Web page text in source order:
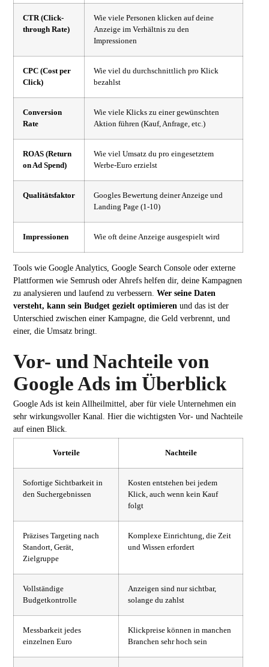
CTR (Click-
through Rate)
Wie viele Personen klicken auf deine
Anzeige im Verhältnis zu den
Impressionen
CPC (Cost per
Click)
Wie viel du durchschnittlich pro Klick
bezahlst
Conversion
Rate
Wie viele Klicks zu einer gewünschten
Aktion führen (Kauf, Anfrage, etc.)
ROAS (Return
on Ad Spend)
Wie viel Umsatz du pro eingesetztem
Werbe-Euro erzielst
Qualitätsfaktor
Googles Bewertung deiner Anzeige und
Landing Page (1-10)
Impressionen Wie oft deine Anzeige ausgespielt wird
Tools wie Google Analytics, Google Search Console oder externe
Plattformen wie Semrush oder Ahrefs helfen dir, deine Kampagnen
zu analysieren und laufend zu verbessern.Wer seine Daten
versteht, kann sein Budget gezielt optimieren und das ist der
Unterschied zwischen einer Kampagne, die Geld verbrennt, und
einer, die Umsatz bringt.
Vor- und Nachteile von
Google Ads im Überblick
Google Ads ist kein Allheilmittel, aber für viele Unternehmen ein
sehr wirkungsvoller Kanal. Hier die wichtigsten Vor- und Nachteile
auf einen Blick.
Vorteile Nachteile
Sofortige Sichtbarkeit in
den Suchergebnissen
Kosten entstehen bei jedem
Klick, auch wenn kein Kauf
folgt
Präzises Targeting nach
Standort, Gerät,
Zielgruppe
Komplexe Einrichtung, die Zeit
und Wissen erfordert
Vollständige
Budgetkontrolle
Anzeigen sind nur sichtbar,
solange du zahlst
Messbarkeit jedes
einzelnen Euro
Klickpreise können in manchen
Branchen sehr hoch sein